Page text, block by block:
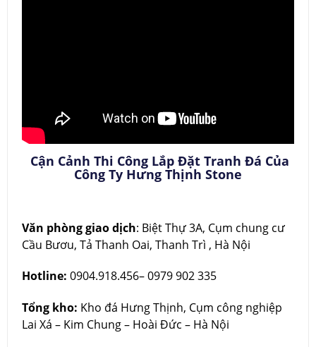
Cận Cảnh Thi Công Lắp Đặt Tranh Đá Của
Công Ty Hưng Thịnh Stone
Văn phòng giao dịch: Biệt Thự 3A, Cụm chung cư
Cầu Bươu, Tả Thanh Oai, Thanh Trì , Hà Nội
Hotline: 0904.918.456– 0979 902 335
Tổng kho: Kho đá Hưng Thịnh, Cụm công nghiệp
Lai Xá – Kim Chung – Hoài Đức – Hà Nội